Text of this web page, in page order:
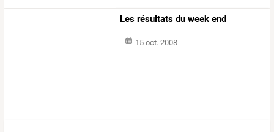
Les résultats du week end
15 oct. 2008